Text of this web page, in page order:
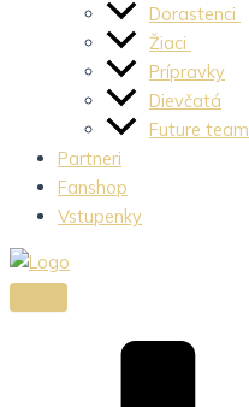
Dorastenci
Žiaci
Prípravky
Dievčatá
Future team
Partneri
Fanshop
Vstupenky